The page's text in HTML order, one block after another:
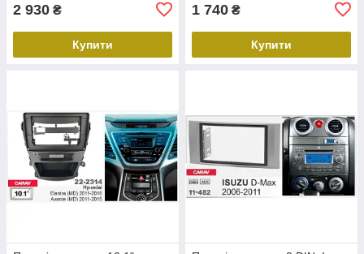
2 930 ₴
Купити
1 740 ₴
Купити